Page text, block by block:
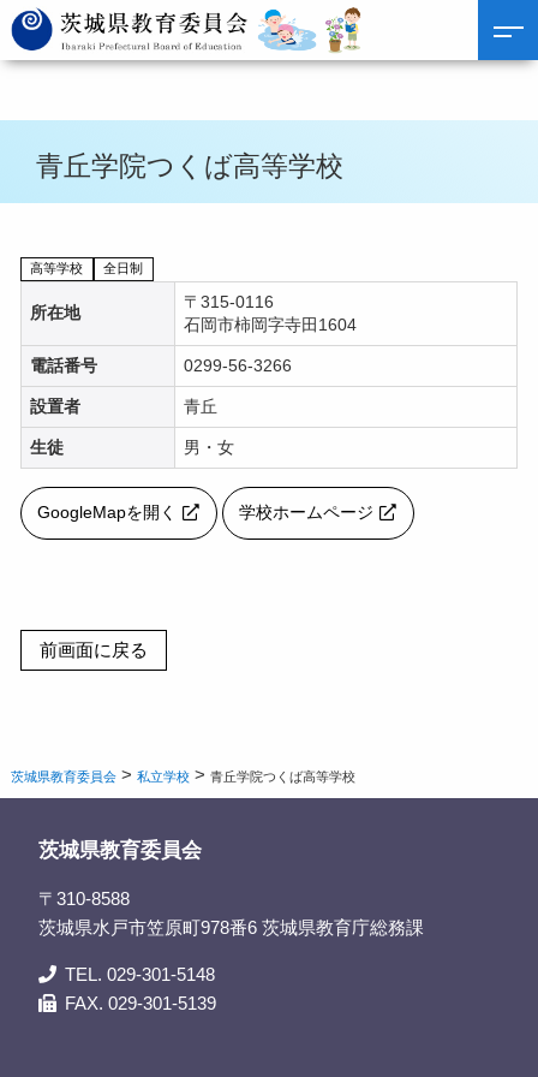
青丘学院つくば高等学校
高等学校 全日制
所在地
〒315-0116
石岡市柿岡字寺田1604
電話番号 0299-56-3266
設置者 青丘
生徒 男・女
GoogleMapを開く 学校ホームページ
茨城県教育委員会 >私立学校 >青丘学院つくば高等学校
茨城県教育委員会
〒310-8588
茨城県水戸市笠原町978番6 茨城県教育庁総務課
TEL. 029-301-5148
FAX. 029-301-5139